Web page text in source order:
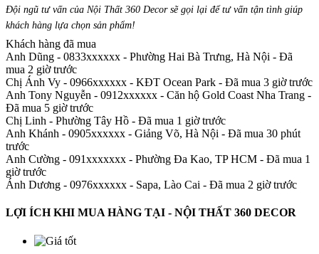
Đội ngũ tư vấn của Nội Thất 360 Decor sẽ gọi lại để tư vấn tận tình giúp
khách hàng lựa chọn sản phẩm!
Khách hàng đã mua
Anh Dũng - 0833xxxxxx - Phường Hai Bà Trưng, Hà Nội - Đã
mua 2 giờ trước
Chị Ánh Vy - 0966xxxxxx - KĐT Ocean Park - Đã mua 3 giờ trước
Anh Tony Nguyễn - 0912xxxxxx - Căn hộ Gold Coast Nha Trang -
Đã mua 5 giờ trước
Chị Linh - Phường Tây Hồ - Đã mua 1 giờ trước
Anh Khánh - 0905xxxxxx - Giảng Võ, Hà Nội - Đã mua 30 phút
trước
Anh Cường - 091xxxxxxx - Phường Đa Kao, TP HCM - Đã mua 1
giờ trước
Ánh Dương - 0976xxxxxx - Sapa, Lào Cai - Đã mua 2 giờ trước
LỢI ÍCH KHI MUA HÀNG TẠI - NỘI THẤT 360 DECOR